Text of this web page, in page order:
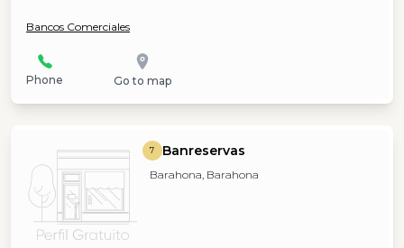
Bancos Comerciales
Phone Go to map
7 Banreservas
Barahona, Barahona